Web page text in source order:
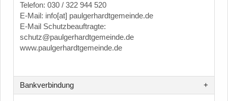
Telefon: 030 / 322 944 520
E-Mail: info[at] paulgerhardtgemeinde.de
E-Mail Schutzbeauftragte:
schutz@paulgerhardtgemeinde.de
www.paulgerhardtgemeinde.de
Bankverbindung